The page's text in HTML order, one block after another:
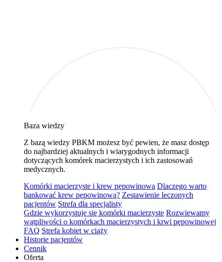
Baza wiedzy
Z bazą wiedzy PBKM możesz być pewien, że masz dostęp
do najbardziej aktualnych i wiarygodnych informacji
dotyczących komórek macierzystych i ich zastosowań
medycznych.
Komórki macierzyste i krew pępowinowa Dlaczego warto
bankować krew pępowinową? Zestawienie leczonych
pacjentów Strefa dla specjalisty
Gdzie wykorzystuje się komórki macierzyste Rozwiewamy
wątpliwości o komórkach macierzystych i krwi pępowinowej
FAQ Strefa kobiet w ciąży
Historie pacjentów
Cennik
Oferta